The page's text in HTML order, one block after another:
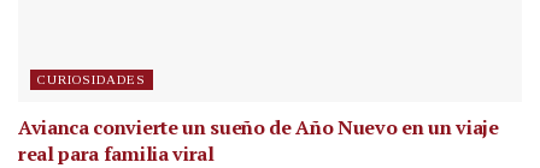
CURIOSIDADES
Avianca convierte un sueño de Año Nuevo en un viaje
real para familia viral